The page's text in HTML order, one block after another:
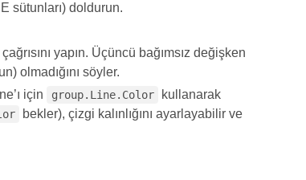
sütunları) doldurun.
çağrısını yapın. Üçüncü bağımsız değişken
olmadığını söyler.
için group.Line.Color
kullanarak
bekler), çizgi kalınlığını ayarlayabilir ve